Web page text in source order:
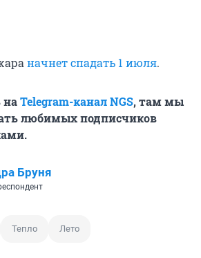
начнет спадать 1 июля.
наTelegram-канал NGS, там мы
любимых подписчиков
Бруня
Тепло Лето